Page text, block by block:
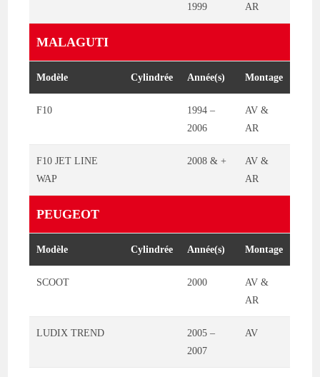
1999
AR
MALAGUTI
Modèle Cylindrée Année(s) Montage
F10
1994 –
2006
AV &
AR
F10 JET LINE
WAP
2008 & +
AV &
AR
PEUGEOT
Modèle Cylindrée Année(s) Montage
SCOOT 2000
AV &
AR
LUDIX TREND
2005 –
2007
AV